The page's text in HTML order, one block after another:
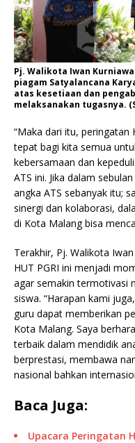
Pj. Walikota Iwan
piagam Satyalancana
atas kesetiaan dan
melaksanakan tugasnya.
“Maka dari itu, peringatan
tepat bagi kita semua
kebersamaan dan
ATS ini. Jika dalam
angka ATS sebanyak itu;
sinergi dan kolaborasi,
di Kota Malang bisa
Terakhir, Pj. Walikota
HUT PGRI ini menjadi
agar semakin termotivasi
siswa. “Harapan kami
guru dapat memberikan
Kota Malang. Saya
terbaik dalam mendidik
berprestasi, membawa
nasional bahkan
Baca Juga:
Upacara Peringatan